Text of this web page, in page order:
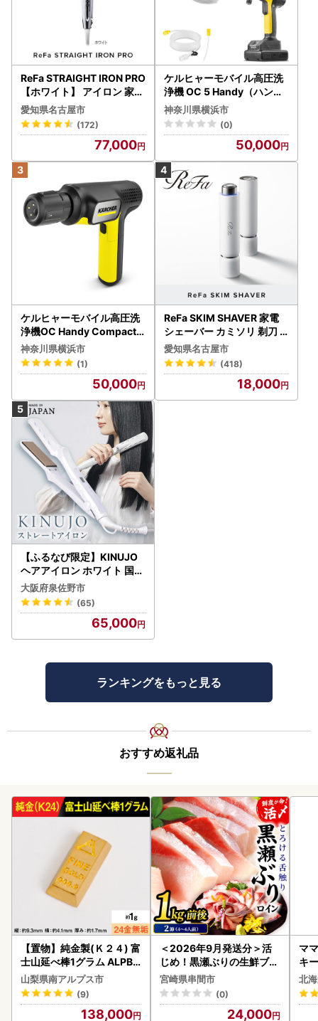
ReFa STRAIGHT IRON PRO
【ホワイト】 アイロン 家電
美容 リファ アイロン
愛知県名古屋市
(172)
77,000
ケルヒャーモバイル高圧洗
浄機 OC 5 Handy（ハンデ
ィジェット） APV0006
神奈川県横浜市
(0)
50,000
ケルヒャーモバイル高圧洗
浄機OC Handy Compact
（ハンディエア） APV000
7
神奈川県横浜市
(1)
50,000
ReFa SKIM SHAVER 家電
シェーバー カミソリ 剃刀
シェーバー
愛知県名古屋市
(418)
18,000
【ふるなび限定】KINUJO
ヘアアイロン ホワイト 国内
製造 FN-Limited-PR
大阪府泉佐野市
(65)
65,000
ランキングをもっと見る
おすすめ返礼品
【置物】純金製(Ｋ２４) 富
士山延べ棒1グラム ALPBK
180
山梨県南アルプス市
(9)
138,000
＜2026年9月発送分＞活
じめ！黒瀬ぶりの生鮮ブリ
ロイン2節（1.0kg前後）_
K001-012-2609
宮崎県串間市
(0)
24,000
マ
キ
ズ
0
北